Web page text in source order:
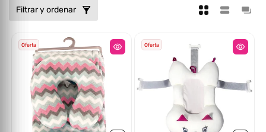
Filtrar y ordenar
Oferta Oferta